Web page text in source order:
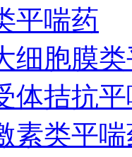
平喘药
细胞膜
体拮抗
素类平